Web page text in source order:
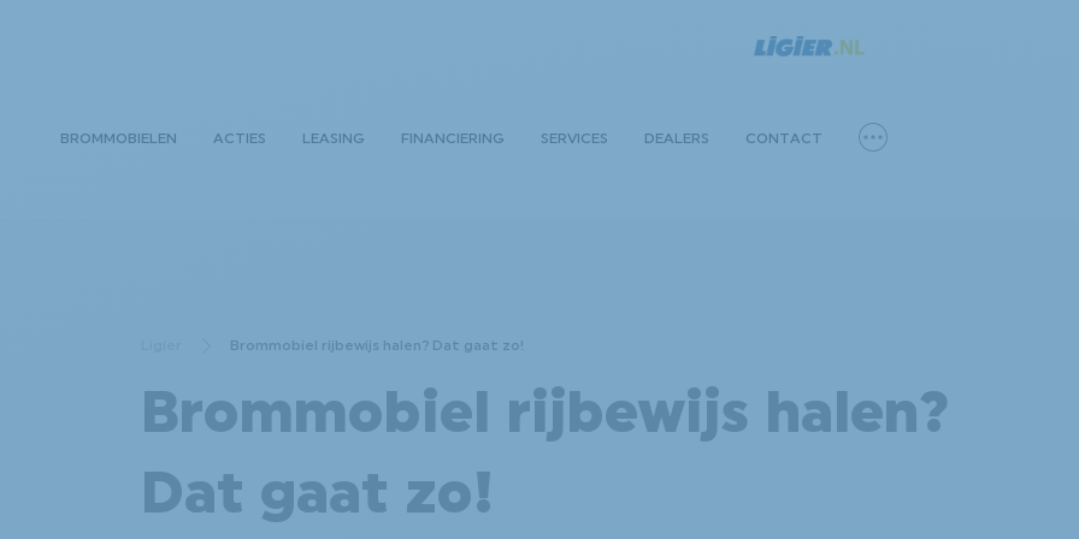
BROMMOBIELEN ACTIES LEASING FINANCIERING SERVICES DEALERS CONTACT
Brommobiel rijbewijs halen? Dat gaat zo!
Brommobiel rijbewijs halen?
Dat gaat zo!